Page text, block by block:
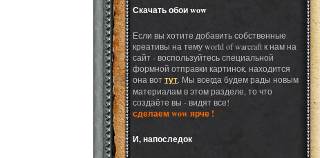
Скачать обои wow
Если вы хотите добавить собственные
креативы на тему world of warcraft к нам на
сайт - воспользуйтесь специальной
формной отправки картинок, находится
она воттут. Мы всегда будем рады новым
материалам в этом разделе, то что
создаёте вы - видят все!
сделаем wow ярче !
И, напоследок